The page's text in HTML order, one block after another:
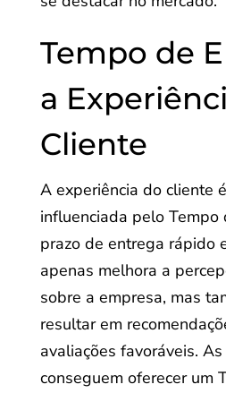
Tempo de
a
Cliente
A experiência do cliente
influenciada pelo Tempo
prazo de entrega rápido
apenas melhora a
sobre a empresa, mas
resultar em
avaliações favoráveis.
conseguem oferecer um